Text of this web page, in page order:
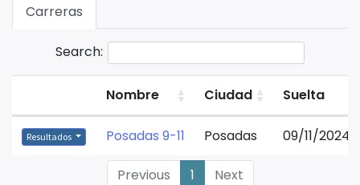
Carreras
Search:
Nombre Ciudad Suelta
Resultados Posadas 9-11 Posadas 09/11/2024
Previous 1 Next